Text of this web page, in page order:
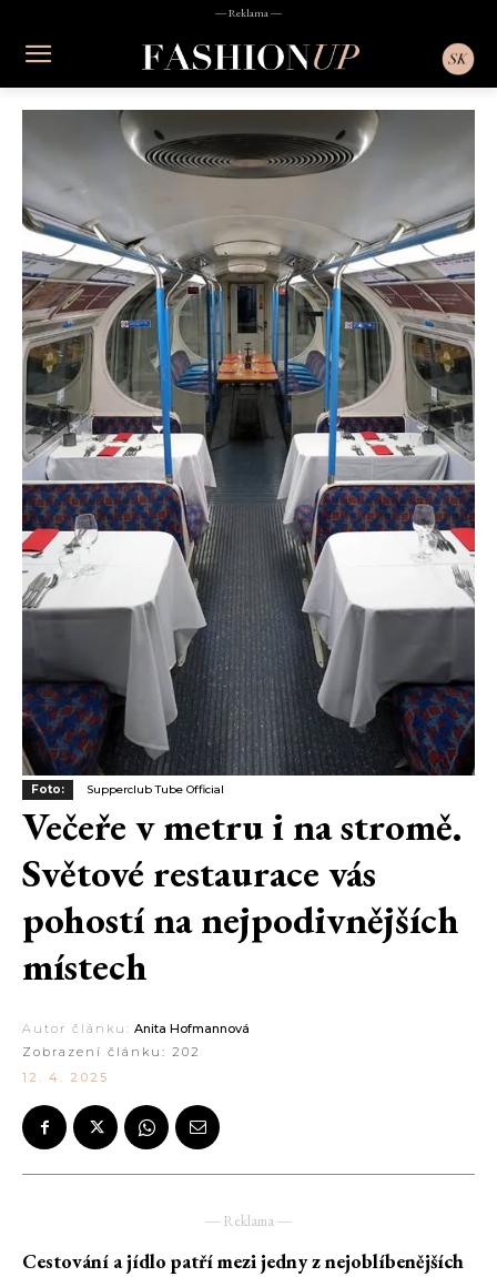
― Reklama ―
Foto: Supperclub Tube Official
Večeře v metru i na stromě.
Světové restaurace vás
pohostí na nejpodivnějších
místech
Autor článku: Anita Hofmannová
Zobrazení článku: 202
12. 4. 2025
― Reklama ―
Cestování a jídlo patří mezi jedny z nejoblíbenějších